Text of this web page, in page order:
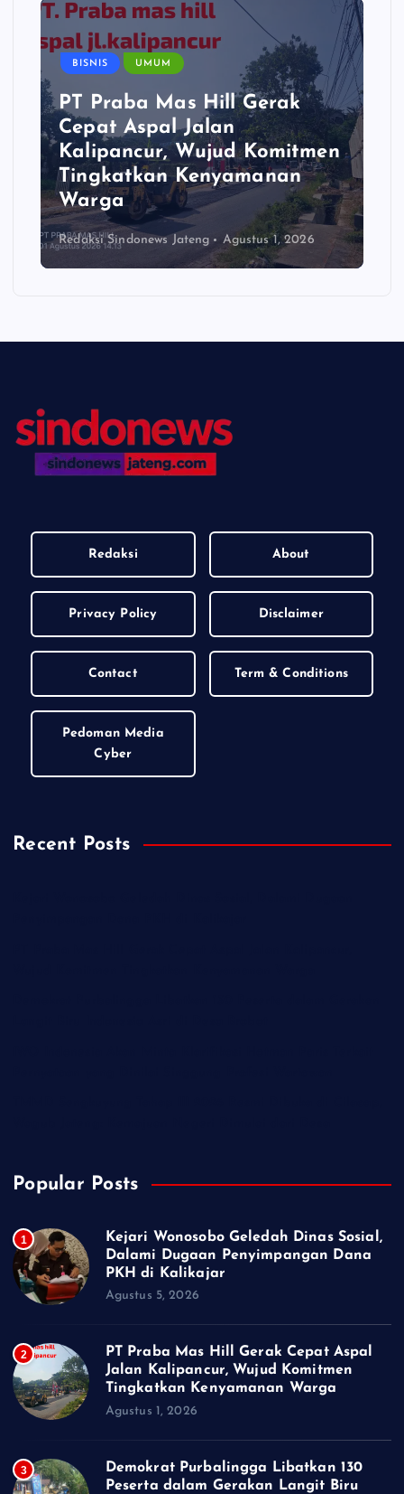
BISNIS UMUM
PT Praba Mas Hill Gerak
Cepat Aspal Jalan
Kalipancur, Wujud Komitmen
Tingkatkan Kenyamanan
Warga
Redaksi Sindonews Jateng Agustus 1, 2026
Redaksi About
Privacy Policy Disclaimer
Contact Term & Conditions
Pedoman Media
Cyber
Recent Posts
Popular Posts
1
Kejari Wonosobo Geledah Dinas Sosial,
Dalami Dugaan Penyimpangan Dana
PKH di Kalikajar
Agustus 5, 2026
2
PT Praba Mas Hill Gerak Cepat Aspal
Jalan Kalipancur, Wujud Komitmen
Tingkatkan Kenyamanan Warga
Agustus 1, 2026
3
Demokrat Purbalingga Libatkan 130
Peserta dalam Gerakan Langit Biru